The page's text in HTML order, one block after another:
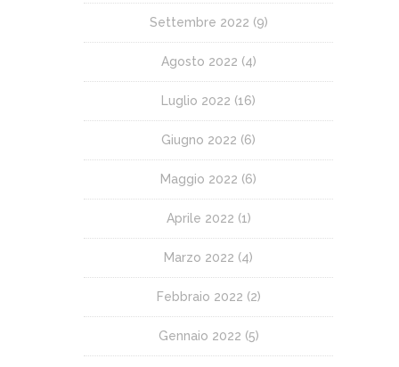
Settembre 2022 (9)
Agosto 2022 (4)
Luglio 2022 (16)
Giugno 2022 (6)
Maggio 2022 (6)
Aprile 2022 (1)
Marzo 2022 (4)
Febbraio 2022 (2)
Gennaio 2022 (5)